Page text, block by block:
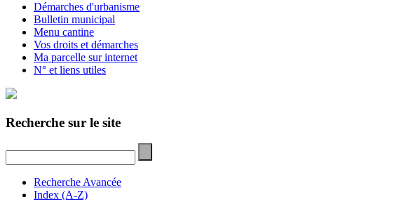
Démarches d'urbanisme
Bulletin municipal
Menu cantine
Vos droits et démarches
Ma parcelle sur internet
N° et liens utiles
Recherche sur le site
Recherche Avancée
Index (A-Z)